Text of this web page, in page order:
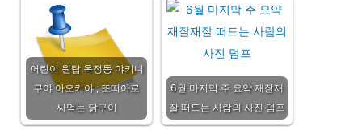
어린이 원탑 옥정동 야키니
쿠야 아오키야 ; 또띠아로
싸먹는 닭구이
6월 마지막 주 요약 재잘재
잘 떠드는 사람의 사진 덤프